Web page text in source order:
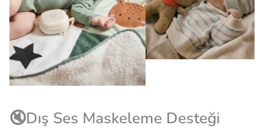
🔇Dış Ses Maskeleme Desteği